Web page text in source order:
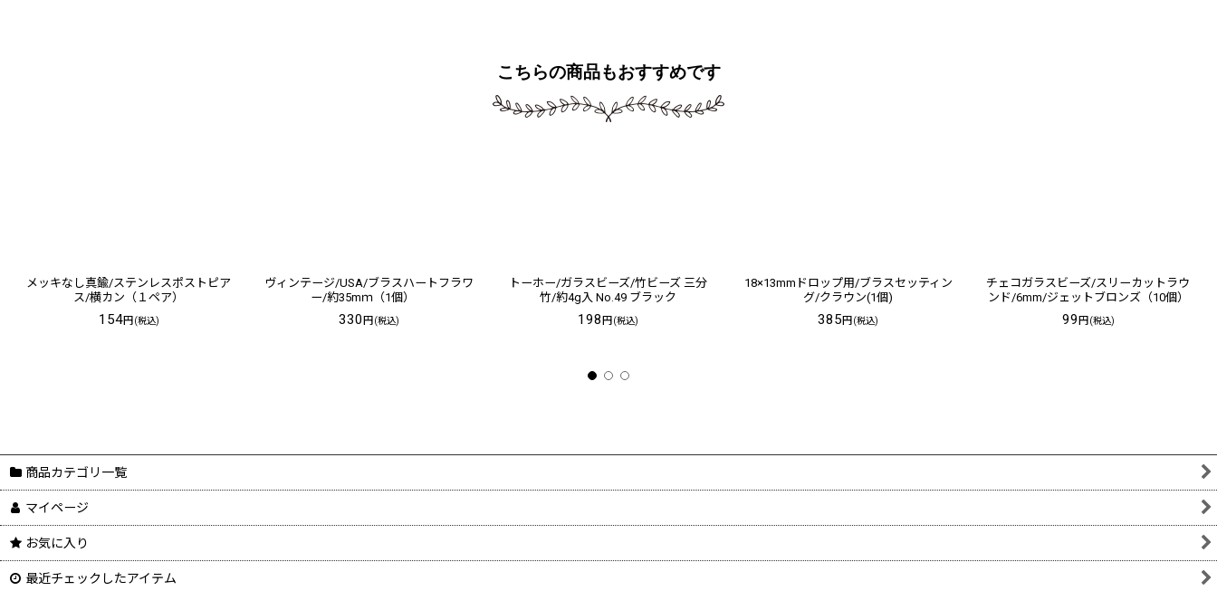
こちらの商品もおすすめです
メッキなし真鍮/ステンレスポストピア
ス/横カン（１ペア）
154円 (税込)
ヴィンテージ/USA/ブラスハートフラワ
ー/約35mｍ（1個）
330 円 (税込)
トーホー/ガラスビーズ/竹ビーズ 三分
竹/約4g入 No.49 ブラック
198円 (税込)
18×13mmドロップ用/ブラスセッティン
グ/クラウン(1個)
385円 (税込)
チェコガラスビーズ/スリーカットラウ
ンド/6mm/ジェットブロンズ（10個）
99 円 (税込)
商品カテゴリ一覧
マイページ
お気に入り
最近チェックしたアイテム